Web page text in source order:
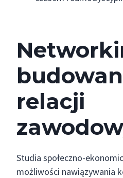
relacji
Studia społeczno-
możliwości nawiązywania